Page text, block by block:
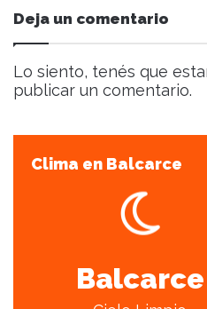
ó
n
i
c
Deja un comentario
Lo siento, tenés que
publicar un comentario.
Clima en Balcarce
Balcarce